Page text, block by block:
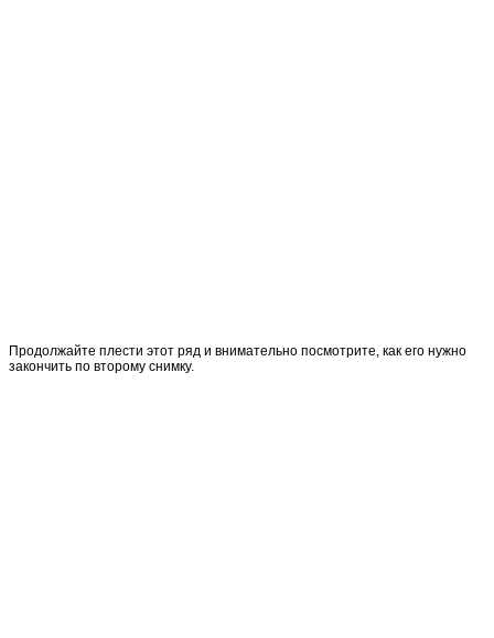
Продолжайте плести этот ряд и внимательно посмотрите, как его нужно
закончить по второму снимку.